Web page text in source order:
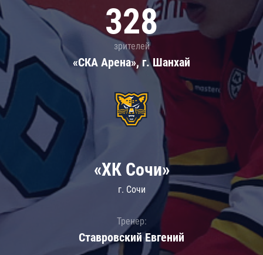
328
зрителей
«СКА Арена», г. Шанхай
«ХК Сочи»
г. Сочи
Тренер:
Ставровский Евгений